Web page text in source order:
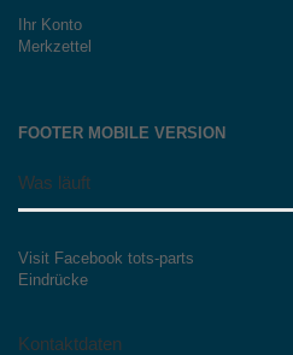
Ihr Konto
Merkzettel
FOOTER MOBILE VERSION
Was läuft
Visit Facebook tots-parts
Eindrücke
Kontaktdaten